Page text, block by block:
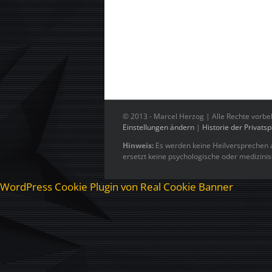
© 2013 - Marcel Herzog | Alle Rechte
Einstellungen ändern | Historie der
Hinweis: Es werden keine
ersetzt keine psychologische oder
WordPress Cookie Plugin von Real Cookie Banner